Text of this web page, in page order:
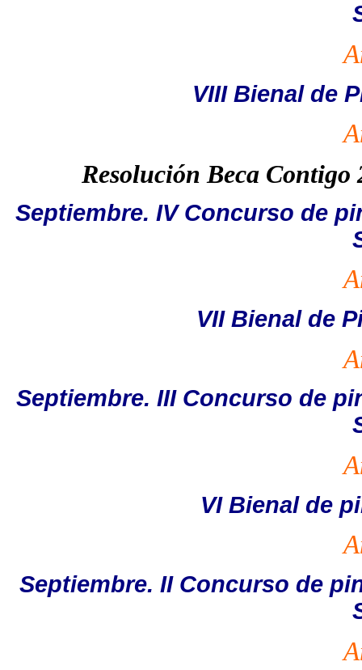
VIII Bienal de
Resolución Beca
Septiembre. IV Concurso de
VII Bienal de
Septiembre. III Concurso de
VI Bienal de
Septiembre. II Concurso de